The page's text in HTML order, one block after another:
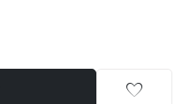
favorite